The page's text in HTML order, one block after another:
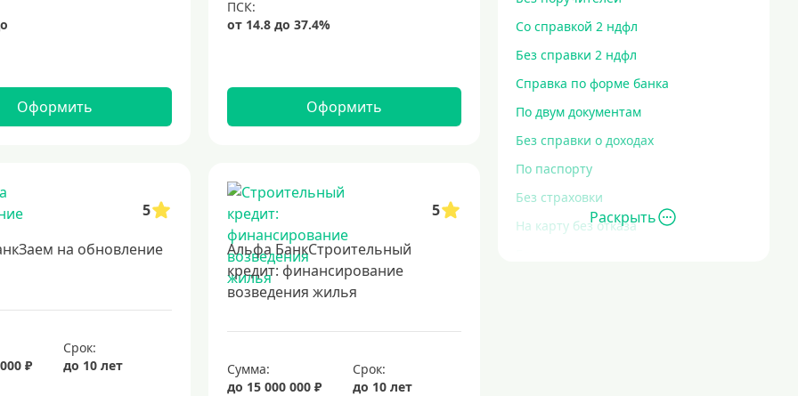
Со справкой 2 ндфл
Без справки 2 ндфл
Справка по форме банка
По двум документам
Без справки о доходах
По паспорту
Без страховки
На карту без отказа
Раскрыть
Оформить Оформить
5
на обновление
₽
Срок:
до 10 лет
5
Альфа БанкСтроительный
кредит: финансирование
возведения жилья
Сумма:
до 15 000 000 ₽
Срок:
до 10 лет